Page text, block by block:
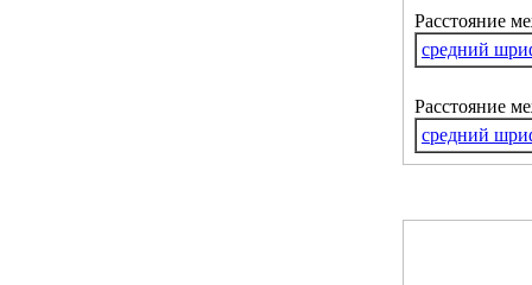
Расстояние
средний
Расстояние
средний